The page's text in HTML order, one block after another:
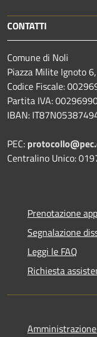
CONTATTI
Comune di Noli
Piazza Milite Ignoto
Codice Fiscale:
Partita IVA:
IBAN:
PEC:
Centralino Unico:
Prenotazione
Segnalazione
Leggi le FAQ
Richiesta